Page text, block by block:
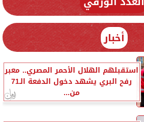
أخبار
استقبلهم الهلال الأحمر المصري.. معبر
رفح البري يشهد دخول الدفعة الـ71
من...